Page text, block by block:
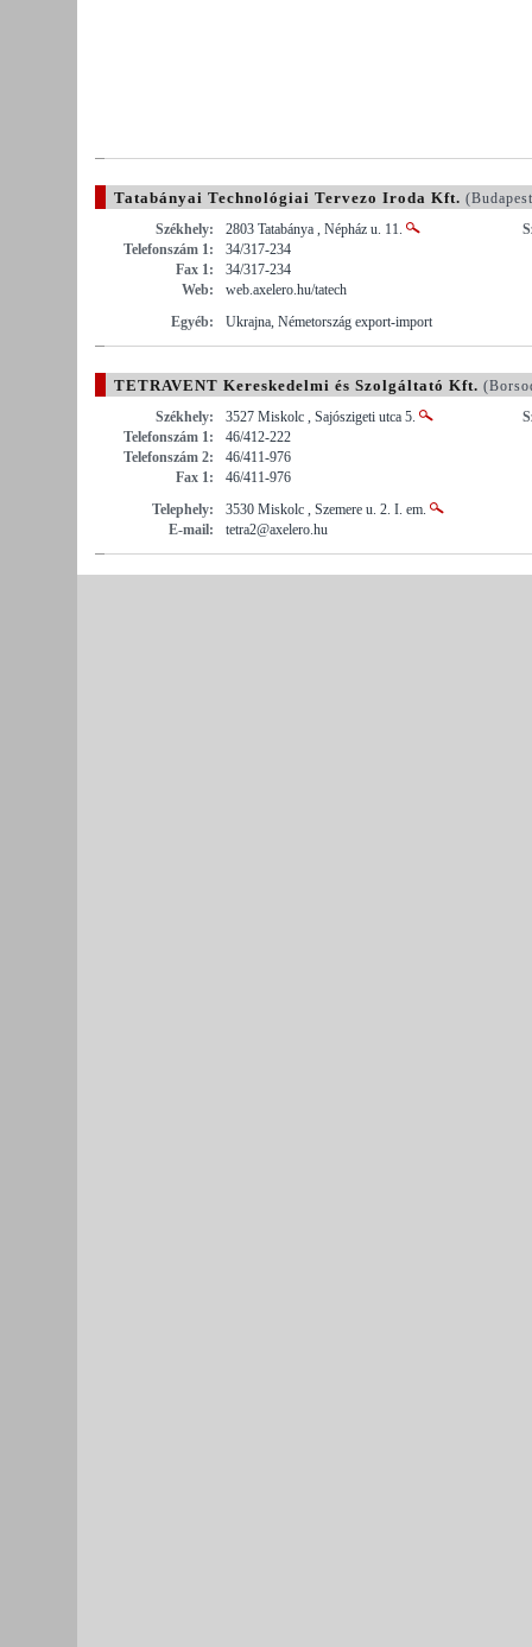
Tatabányai Technológiai Tervezo Iroda Kft.
Székhely:
2803 Tatabánya , Népház u. 11.
Telefonszám 1:
34/317-234
Fax 1:
34/317-234
Web:
web.axelero.hu/tatech
Egyéb:
Ukrajna, Németország export-import
TETRAVENT Kereskedelmi és Szolgáltató Kft.
Székhely:
3527 Miskolc , Sajószigeti utca 5.
Telefonszám 1:
46/412-222
Telefonszám 2:
46/411-976
Fax 1:
46/411-976
Telephely:
3530 Miskolc , Szemere u. 2. I. em.
E-mail:
tetra2@axelero.hu